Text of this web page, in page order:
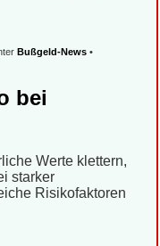
Bußgeld-News •
bei
Werte klettern,
starker
Risikofaktoren